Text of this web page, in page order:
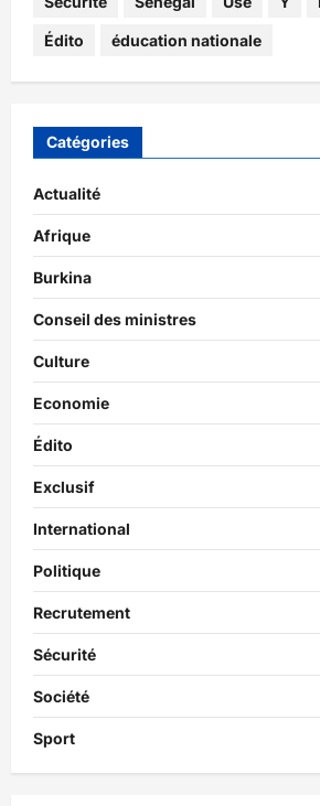
Édito éducation nationale
Catégories
Actualité
Afrique
Burkina
Conseil des ministres
Culture
Economie
Édito
Exclusif
International
Politique
Recrutement
Sécurité
Société
Sport